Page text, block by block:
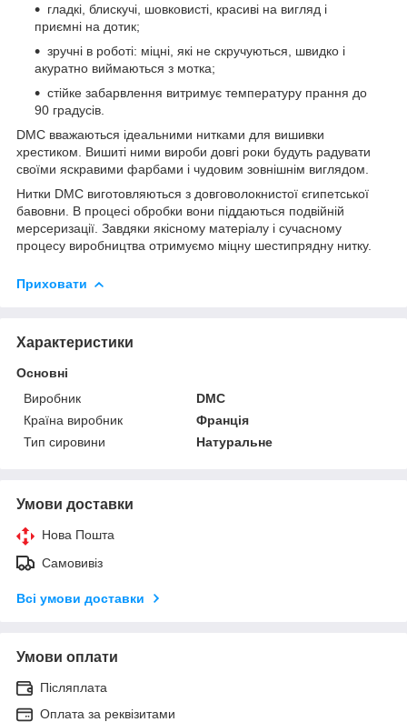
гладкі, блискучі, шовковисті, красиві на вигляд і
приємні на дотик;
зручні в роботі: міцні, які не скручуються, швидко і
акуратно виймаються з мотка;
стійке забарвлення витримує температуру прання до
90 градусів.
DMC вважаються ідеальними нитками для вишивки
хрестиком. Вишиті ними вироби довгі роки будуть радувати
своїми яскравими фарбами і чудовим зовнішнім виглядом.
Нитки DMC виготовляються з довговолокнистої єгипетської
бавовни. В процесі обробки вони піддаються подвійній
мерсеризації. Завдяки якісному матеріалу і сучасному
процесу виробництва отримуємо міцну шестипрядну нитку.
Приховати
Характеристики
Основні
Виробник
DMC
Країна виробник
Франція
Тип сировини
Натуральне
Умови доставки
Нова Пошта
Самовивіз
Всі умови доставки
Умови оплати
Післяплата
Оплата за реквізитами